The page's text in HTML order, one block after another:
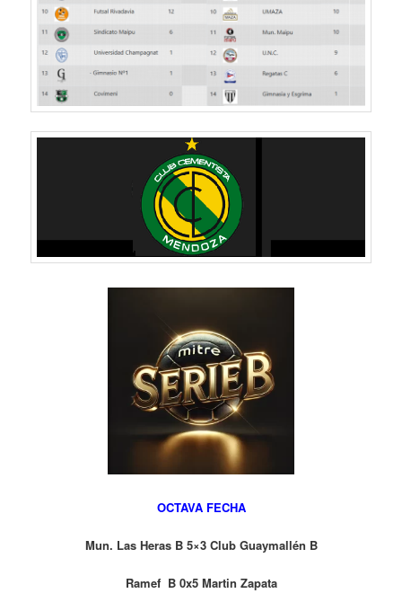
OCTAVA FECHA
Mun. Las Heras B 5×3 Club Guaymallén B
Ramef B 0x5 Martin Zapata